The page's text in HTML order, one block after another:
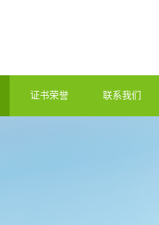
证书荣誉 联系我们